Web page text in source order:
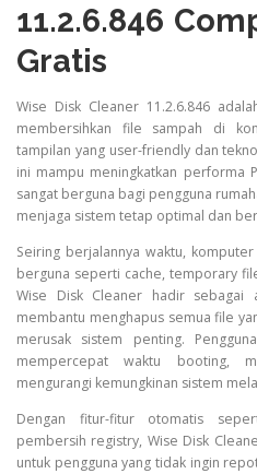
11.2.6.846
Gratis
Wise Disk Cleaner 11.2.6.846
membersihkan file sampah di
tampilan yang user-friendly dan
ini mampu meningkatkan performa
sangat berguna bagi pengguna
menjaga sistem tetap optimal dan
Seiring berjalannya waktu,
berguna seperti cache, temporary
Wise Disk Cleaner hadir sebagai
membantu menghapus semua file
merusak sistem penting.
mempercepat waktu booting,
mengurangi kemungkinan sistem
Dengan fitur-fitur otomatis
pembersih registry, Wise Disk
untuk pengguna yang tidak ingin